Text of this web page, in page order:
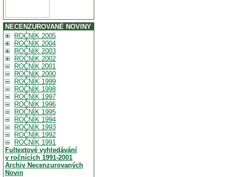
NECENZUROVANÉ NOVINY
ROČNÍK 2005
ROČNÍK 2004
ROČNÍK 2003
ROČNÍK 2002
ROČNÍK 2001
ROČNÍK 2000
ROČNÍK 1999
ROČNÍK 1998
ROČNÍK 1997
ROČNÍK 1996
ROČNÍK 1995
ROČNÍK 1994
ROČNÍK 1993
ROČNÍK 1992
ROČNÍK 1991
Fultextové vyhledávání
v ročnících 1991-2001
Archiv Necenzurovaných
Novin